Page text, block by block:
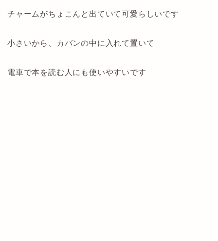
チャームがちょこんと出ていて可愛らしいです
小さいから、カバンの中に入れて置いて
電車で本を読む人にも使いやすいです